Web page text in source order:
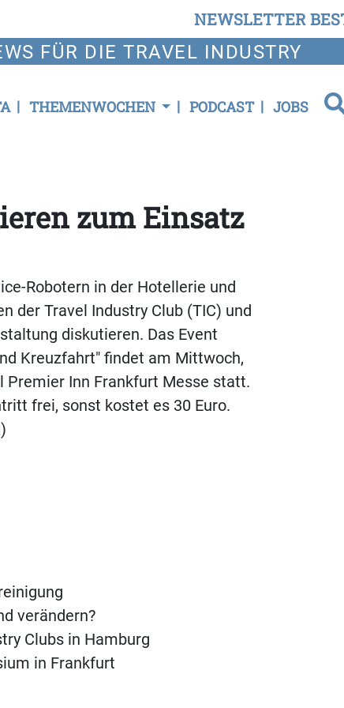
NEWSLETTER
FÜR DIE TRAVEL INDUSTRY
THEMENWOCHEN PODCAST JOBS
zum Einsatz
Robotern in der Hotellerie und
der Travel Industry Club (TIC) und
diskutieren. Das Event
Kreuzfahrt" findet am Mittwoch,
Premier Inn Frankfurt Messe statt.
frei, sonst kostet es 30 Euro.
verändern?
Clubs in Hamburg
in Frankfurt